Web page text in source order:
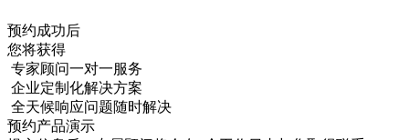
预约成功后
您将获得
专家顾问一对一服务
企业定制化解决方案
全天候响应问题随时解决
预约产品演示